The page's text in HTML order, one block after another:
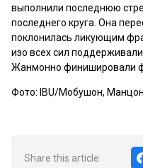
выполнили последнюю
последнего круга. Она
поклонилась ликующим
изо всех сил
Жанмонно финишировали
Фото: IBU/Мобушон,
Share this article